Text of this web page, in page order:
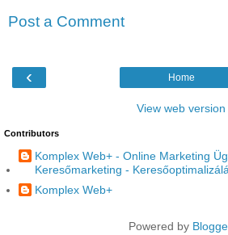
Post a Comment
‹ Home
View web version
Contributors
Komplex Web+ - Online Marketing
Keresőmarketing -
Komplex Web+
Powered by